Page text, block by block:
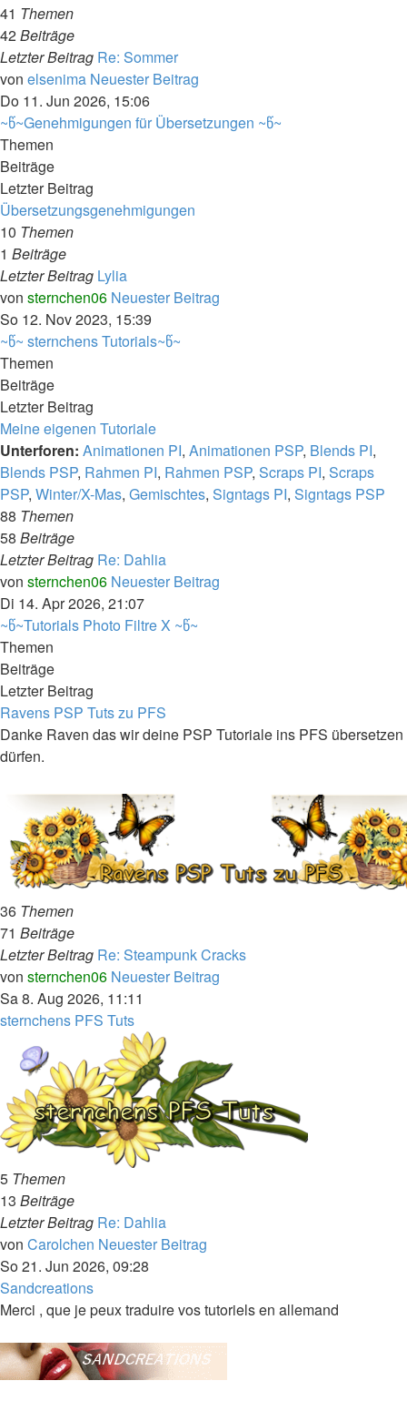
41 Themen
42Beiträge
Letzter Beitrag Re: Sommer
von elsenima Neuester Beitrag
Do 11. Jun 2026, 15:06
~წ~Genehmigungen für Übersetzungen ~წ~
Themen
Beiträge
Letzter Beitrag
Übersetzungsgenehmigungen
10 Themen
1 Beiträge
Letzter Beitrag Lylia
von sternchen06 Neuester Beitrag
So 12. Nov 2023, 15:39
~წ~ sternchens Tutorials~წ~
Themen
Beiträge
Letzter Beitrag
Meine eigenen Tutoriale
Unterforen: Animationen PI, Animationen PSP, Blends PI,
Blends PSP, Rahmen PI, Rahmen PSP, Scraps PI, Scraps
PSP, Winter/X-Mas, Gemischtes, Signtags PI, Signtags PSP
88 Themen
58 Beiträge
Letzter Beitrag Re: Dahlia
von sternchen06 Neuester Beitrag
Di 14. Apr 2026, 21:07
~წ~Tutorials Photo Filtre X ~წ~
Themen
Beiträge
Letzter Beitrag
Ravens PSP Tuts zu PFS
Danke Raven das wir deine PSP Tutoriale ins PFS übersetzen
dürfen.
36 Themen
71 Beiträge
Letzter Beitrag Re: Steampunk Cracks
von sternchen06 Neuester Beitrag
Sa 8. Aug 2026, 11:11
sternchens PFS Tuts
5 Themen
13 Beiträge
Letzter Beitrag Re: Dahlia
von Carolchen Neuester Beitrag
So 21. Jun 2026, 09:28
Sandcreations
Merci , que je peux traduire vos tutoriels en allemand